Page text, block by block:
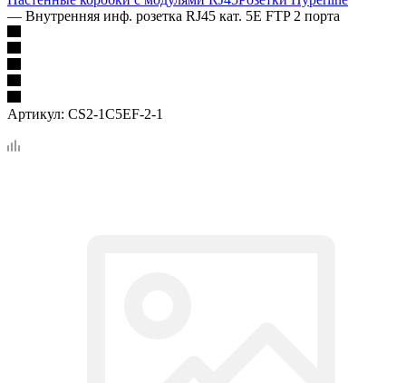
— Внутренняя инф. розетка RJ45 кат. 5Е FTP 2 порта
Артикул: CS2-1C5EF-2-1